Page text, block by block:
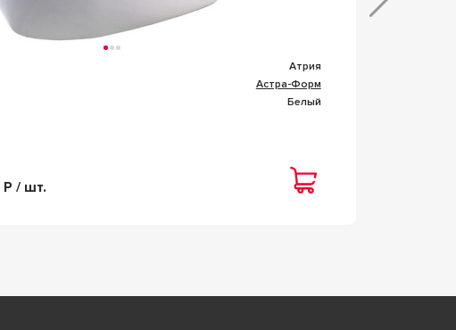
Атрия
Астра-Форм
Белый
Р / шт.